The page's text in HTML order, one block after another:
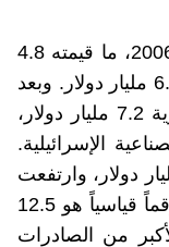
بحسب بعض التقديرات، صدّرت الصناعة الإسرائيلية، في سنة 2006، ما قيمته 4.8
مليار دولار من الأسلحة من إجمالي مبيعات صناعية تقدر بنحو 6.4 مليار دولار. وبعد
خمس سنوات، أي في سنة 2010، بلغ حجم الصادرات العسكرية 7.2 مليار دولار،
الصناعية الإسرائيلية.
بلغت قيمة صادرات الأسلحة الإسرائيلية 9.2 مليار دولار، وارتفعت
إلى 11.3 مليار دولار في سنة 2021، ثم بلغت في سنة 2022 رقماً قياسياً هو 12.5
من الصادرات